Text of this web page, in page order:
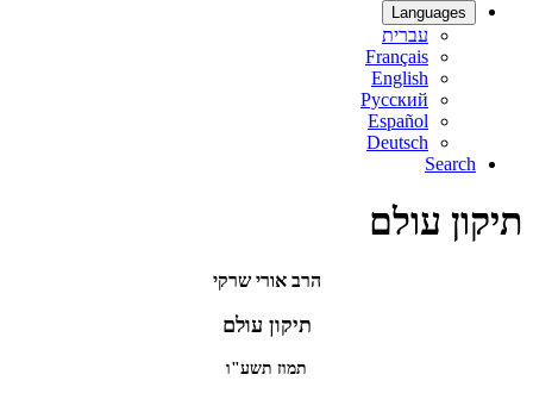
Languages
עברית
Français
English
Русский
Español
Deutsch
Search
תיקון עולם
הרב אורי שרקי
תיקון עולם
תמוז תשע"ו